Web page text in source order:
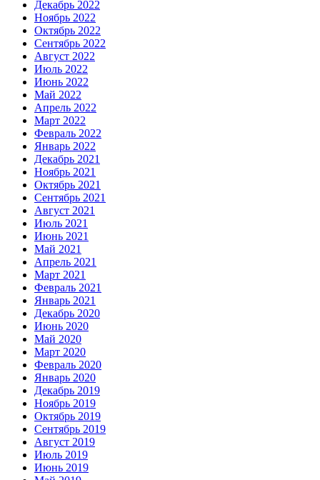
Декабрь 2022
Ноябрь 2022
Октябрь 2022
Сентябрь 2022
Август 2022
Июль 2022
Июнь 2022
Май 2022
Апрель 2022
Март 2022
Февраль 2022
Январь 2022
Декабрь 2021
Ноябрь 2021
Октябрь 2021
Сентябрь 2021
Август 2021
Июль 2021
Июнь 2021
Май 2021
Апрель 2021
Март 2021
Февраль 2021
Январь 2021
Декабрь 2020
Июнь 2020
Май 2020
Март 2020
Февраль 2020
Январь 2020
Декабрь 2019
Ноябрь 2019
Октябрь 2019
Сентябрь 2019
Август 2019
Июль 2019
Июнь 2019